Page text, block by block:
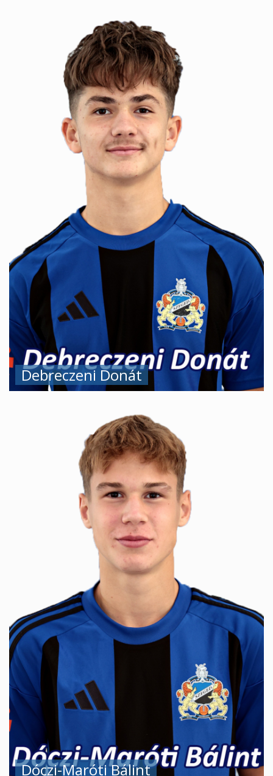
Debreczeni Donát
Dóczi-Maróti Bálint